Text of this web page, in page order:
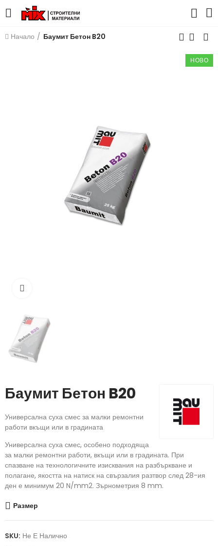
Начало Баумит Бетон B20
НОВО
Баумит Бетон B20
Универсална суха смес за малки ремонтни
работи вкъщи или в градината
Универсална суха смес, особено подходяща
за малки ремонтни работи, вкъщи или в градината. При
спазване на технологичните изисквания на разбъркване и
полагане, якостта на натиск на свързалия разтвор след 28-ия
ден е минимум 20 N/mm2. Зърнометрия 8 mm.
Размер
SKU: Не Е Налично